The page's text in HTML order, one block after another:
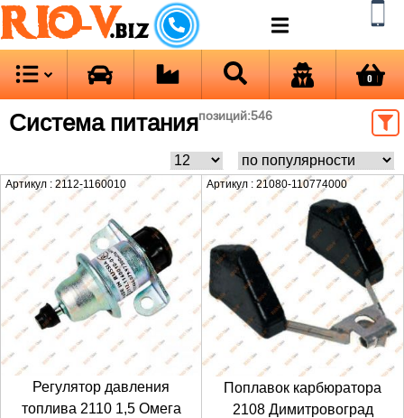
RIO-V.biz
0
Система питанияпозиций:546
Артикул : 2112-1160010
Регулятор давления
топлива 2110 1,5 Омега
Артикул : 21080-110774000
Поплавок карбюратора
2108 Димитровоград